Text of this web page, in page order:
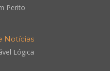
Perito
Notícias
Lógica